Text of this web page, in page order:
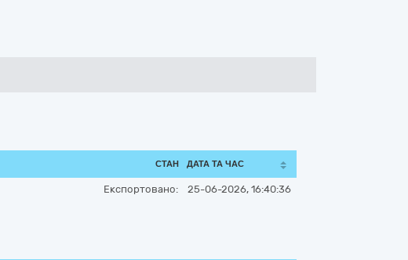
СТАН ДАТА ТА ЧАС
Експортовано: 25-06-2026, 16:40:36